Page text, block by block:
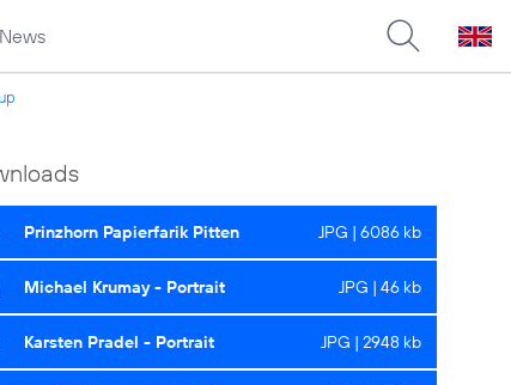
News
Prinzhorn Papierfarik Pitten JPG | 6086 kb
Michael Krumay - Portrait JPG | 46 kb
Karsten Pradel - Portrait JPG | 2948 kb